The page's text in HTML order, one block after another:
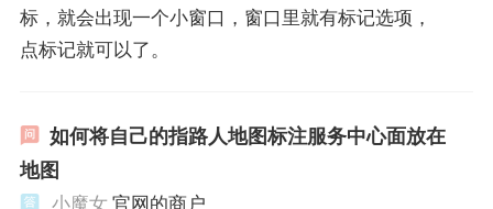
标，就会出现一个小窗口，窗口里就有标记选项，
点标记就可以了。
如何将自己的指路人地图标注服务中心面放在
地图
小魔女官网的商户